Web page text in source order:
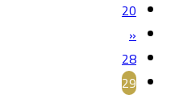
20
«
28
29